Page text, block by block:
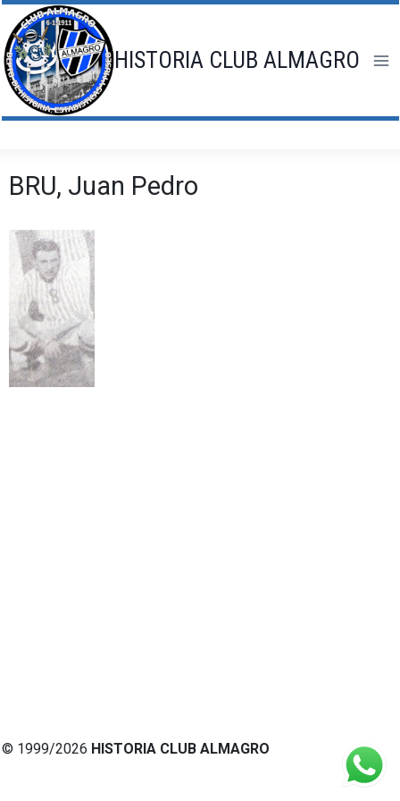
Saltar
al
contenido
HISTORIA CLUB ALMAGRO
BRU, Juan Pedro
© 1999/2026 HISTORIA CLUB ALMAGRO